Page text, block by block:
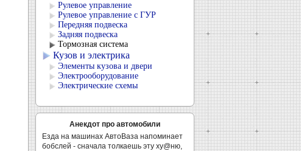
Рулевое управление
Рулевое управление с ГУР
Передняя подвеска
Задняя подвеска
Тормозная система
Кузов и электрика
Элементы кузова и двери
Электрооборудование
Электрические схемы
Анекдот про автомобили
Езда на машинах АвтоВаза напоминает
бобслей - сначала толкаешь эту ху@ню,